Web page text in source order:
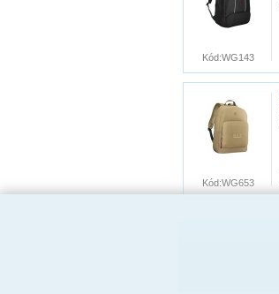
Kód:WG143
Kód:WG653